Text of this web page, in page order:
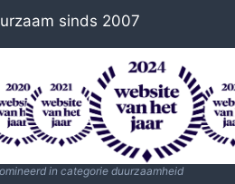
sinds 2007
in categorie duurzaamheid